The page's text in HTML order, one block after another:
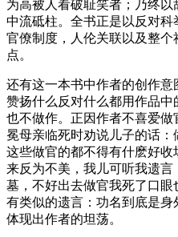
为高被人看破耻笑者；乃终
中流砥柱。全书正是以反对
官僚制度，人伦关联以及整
点。
还有这一本书中作者的创作
赞扬什么反对什么都用作品
也不做作。正因作者不喜爱
冕母亲临死时劝说儿子的话
这些做官的都不得有什麽好
来反为不美，我儿可听我遗
墓，不好出去做官我死了口
有类似的遗言：功名到底是
体现出作者的坦荡。